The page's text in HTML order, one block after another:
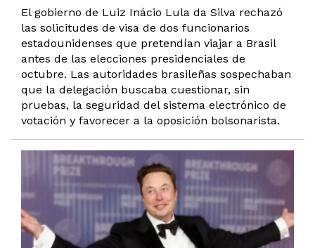
El gobierno de Luiz Inácio Lula da Silva rechazó
las solicitudes de visa de dos funcionarios
estadounidenses que pretendían viajar a Brasil
antes de las elecciones presidenciales de
octubre. Las autoridades brasileñas sospechaban
que la delegación buscaba cuestionar, sin
pruebas, la seguridad del sistema electrónico de
votación y favorecer a la oposición bolsonarista.